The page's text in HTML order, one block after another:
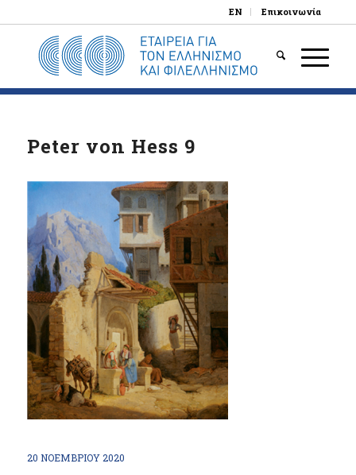
EN Επικοινωνία
Peter von Hess 9
20 ΝΟΕΜΒΡΊΟΥ 2020